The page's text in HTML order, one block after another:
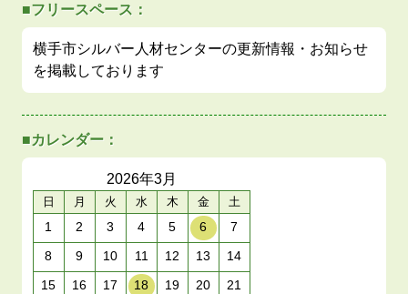
■フリースペース：
横手市シルバー人材センターの更新情報・お知らせ
を掲載しております
■カレンダー：
2026年3月
日 月 火 水 木 金 土
1 2 3 4 5 6
7
8
9 10 11 12 13
14
15
16 17 18 19 20
21